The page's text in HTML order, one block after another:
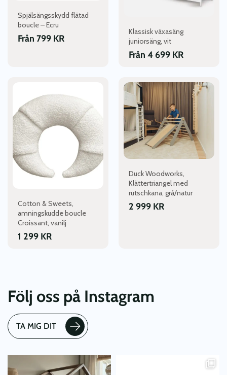
Spjälsängsskydd flätad
boucle – Ecru
Från 799 KR
väljas
produktsidan
Klassisk växasäng
juniorsäng, vit
Från 4 699 KR
produktsidan
Cotton & Sweets,
amningskudde boucle
Croissant, vanilj
1 299 KR
Duck Woodworks,
Klättertriangel med
rutschkana, grå/natur
2 999 KR
Följ oss på Instagram
TA MIG DIT